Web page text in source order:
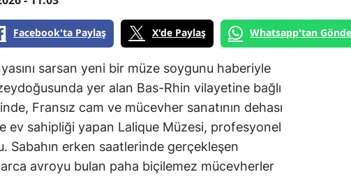
Facebook'ta Paylaş X'de Paylaş Whatsapp'tan
sarsan yeni bir müze soygunu haberiyle
yer alan Bas-Rhin vilayetine bağlı
Fransız cam ve mücevher sanatının dehası
ev sahipliği yapan Lalique Müzesi, profesyonel
Sabahın erken saatlerinde gerçekleşen
avroyu bulan paha biçilemez mücevherler